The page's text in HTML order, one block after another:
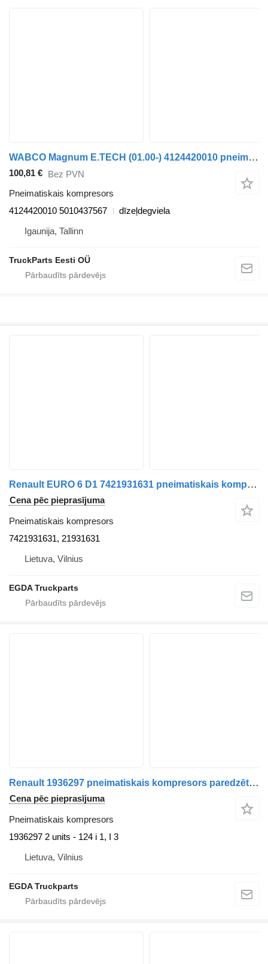
WABCO Magnum E.TECH (01.00-) 4124420010 pneimatiskais kompresors paredzēts Renault Magnum (1990-2014) vilcēja
100,81 € Bez PVN
Pneimatiskais kompresors
4124420010 5010437567
dīzeļdegviela
Igaunija, Tallinn
TruckParts Eesti OÜ
Renault EURO 6 D1 7421931631 pneimatiskais kompresors paredzēts Renault vilcēja
Cena pēc pieprasījuma
Pneimatiskais kompresors
7421931631, 21931631
Lietuva, Vilnius
EGDA Truckparts
Renault 1936297 pneimatiskais kompresors paredzēts Scania vilcēja
Cena pēc pieprasījuma
Pneimatiskais kompresors
1936297 2 units - 124 i 1, I 3
Lietuva, Vilnius
EGDA Truckparts